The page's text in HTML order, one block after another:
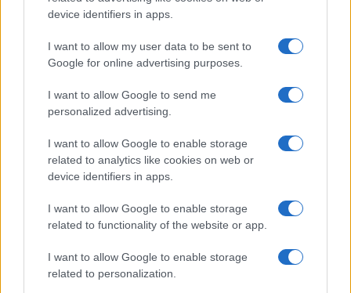
device identifiers in apps.
I want to allow my user data to be sent to
Google for online advertising purposes.
I want to allow Google to send me
personalized advertising.
I want to allow Google to enable storage
related to analytics like cookies on web or
device identifiers in apps.
I want to allow Google to enable storage
related to functionality of the website or app.
I want to allow Google to enable storage
related to personalization.
NECROLOGIE
Mario Malu
Paolo Pinna
Martina Agostina Diturco